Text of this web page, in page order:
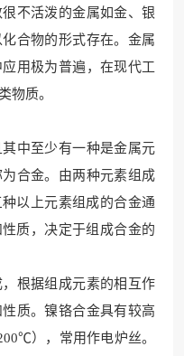
不活泼的金属如金、银
化合物的形式存在。金属
用极为普遍，在现代工
物质。
中至少有一种是金属元
合金。由两种元素组成
以上元素组成的合金通
性质，决定于组成合金的
根据组成元素的相互作
质。镍铬合金具有较高
），常用作电炉丝。